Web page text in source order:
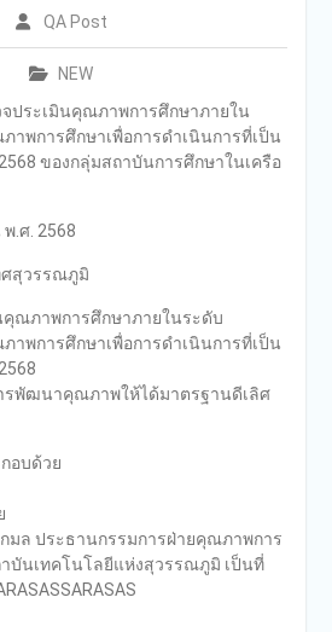
QA Post
NEW
จประเมินคุณภาพการศึกษาภายใน
าพการศึกษาเพื่อการดำเนินการที่เป็น
ของกลุ่มสถาบันการศึกษาในเครือ
.ศ. 2568
ศสุวรรณภูมิ
คุณภาพการศึกษาภายในระดับ
าพการศึกษาเพื่อการดำเนินการที่เป็น
รพัฒนาคุณภาพให้ได้มาตรฐานดีเลิศ
อบด้วย
มล ประธานกรรมการฝ่ายคุณภาพการ
บันเทคโนโลยีแห่งสุวรรณภูมิ เป็นที่